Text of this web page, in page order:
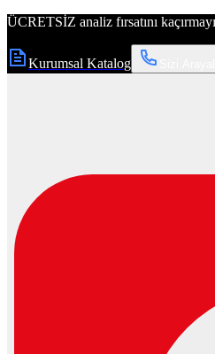
ÜCRETSİZ analiz fırsatını
Kurumsal Katalog